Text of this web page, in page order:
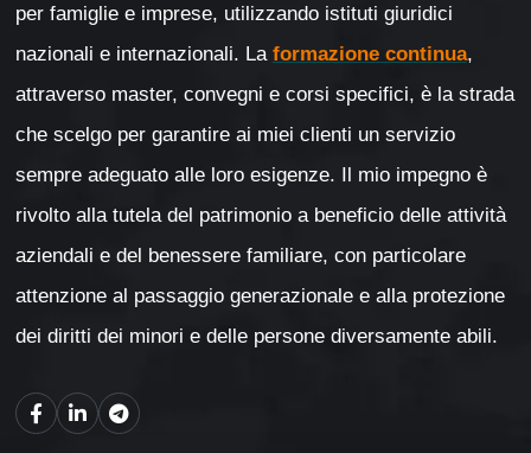
per famiglie e imprese, utilizzando istituti giuridici
nazionali e internazionali. La formazione continua,
attraverso master, convegni e corsi specifici, è la strada
che scelgo per garantire ai miei clienti un servizio
sempre adeguato alle loro esigenze. Il mio impegno è
rivolto alla tutela del patrimonio a beneficio delle attività
aziendali e del benessere familiare, con particolare
attenzione al passaggio generazionale e alla protezione
dei diritti dei minori e delle persone diversamente abili.